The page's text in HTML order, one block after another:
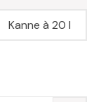
Kanne à 20 l